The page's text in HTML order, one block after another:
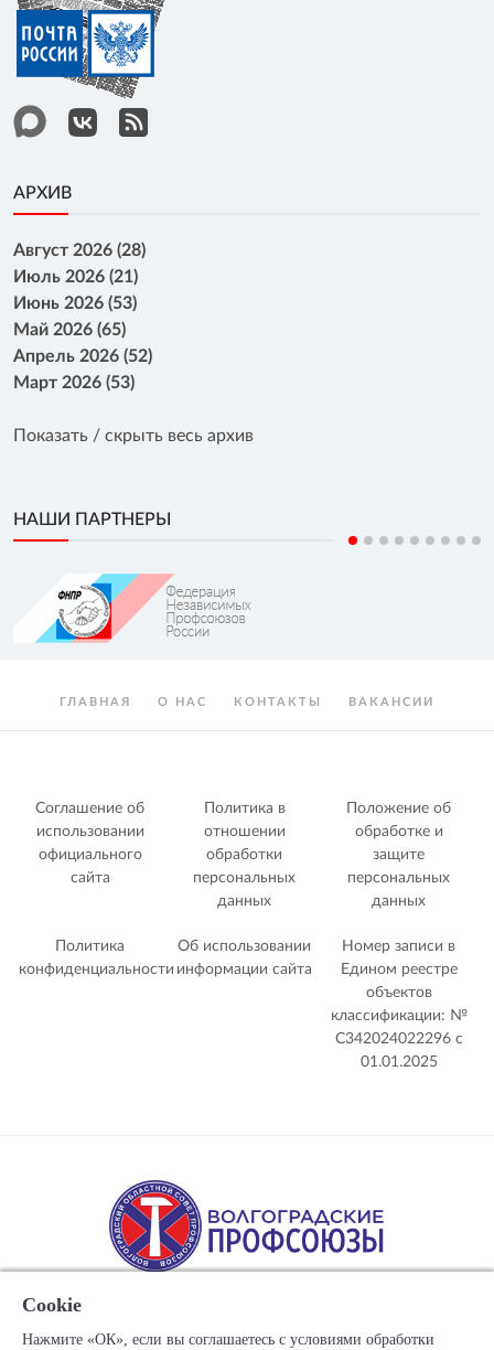
АРХИВ
Август 2026 (28)
Июль 2026 (21)
Июнь 2026 (53)
Май 2026 (65)
Апрель 2026 (52)
Март 2026 (53)
Показать / скрыть весь архив
НАШИ ПАРТНЕРЫ
ГЛАВНАЯ О НАС КОНТАКТЫ ВАКАНСИИ
Соглашение об
использовании
официального
сайта
Политика в
отношении
обработки
персональных
данных
Положение об
обработке и
защите
персональных
данных
Политика
конфиденциальности
Об использовании
информации сайта
Номер записи в
Едином реестре
объектов
классификации: №
С342024022296 c
01.01.2025
Cookie
Нажмите «ОК», если вы соглашаетесь с условиями обработки